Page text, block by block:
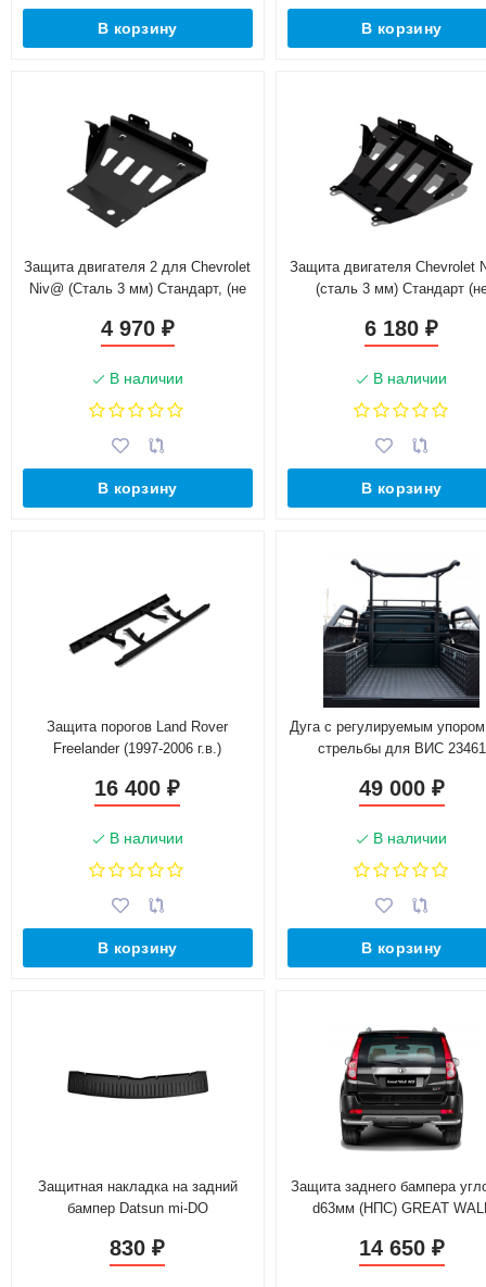
В корзину В корзину
Защита двигателя 2 для Chevrolet
Niv@ (Сталь 3 мм) Стандарт, (не
4 970 ₽
В наличии
В корзину
Защита двигателя Chevrolet
(сталь 3 мм) Стандарт
6 180₽
В наличии
В корзину
Защита порогов Land Rover
Freelander (1997-2006 г.в.)
16 400₽
В наличии
В корзину
Дуга с регулируемым
стрельбы для ВИС 23461
49 000 ₽
В наличии
В корзину
Защитная накладка на задний
бампер Datsun mi-DO
830₽
Защита заднего бампера
d63мм (НПС) GREAT
14 650 ₽